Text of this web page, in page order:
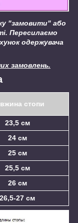
"замовити" або
Пересилаємо
одержувача
замовлень.
стопи
23,5 см
24 см
25 см
25,5 см
26 см
26,5-27 см